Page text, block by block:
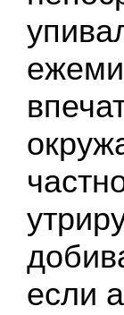
если